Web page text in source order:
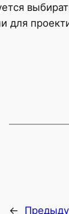
для
←